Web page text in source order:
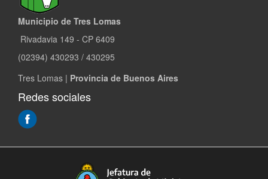
Municipio de Tres Lomas
Rivadavia 149 - CP 6409
(02394) 430293 / 430295
Tres Lomas | Provincia de Buenos Aires
Redes sociales